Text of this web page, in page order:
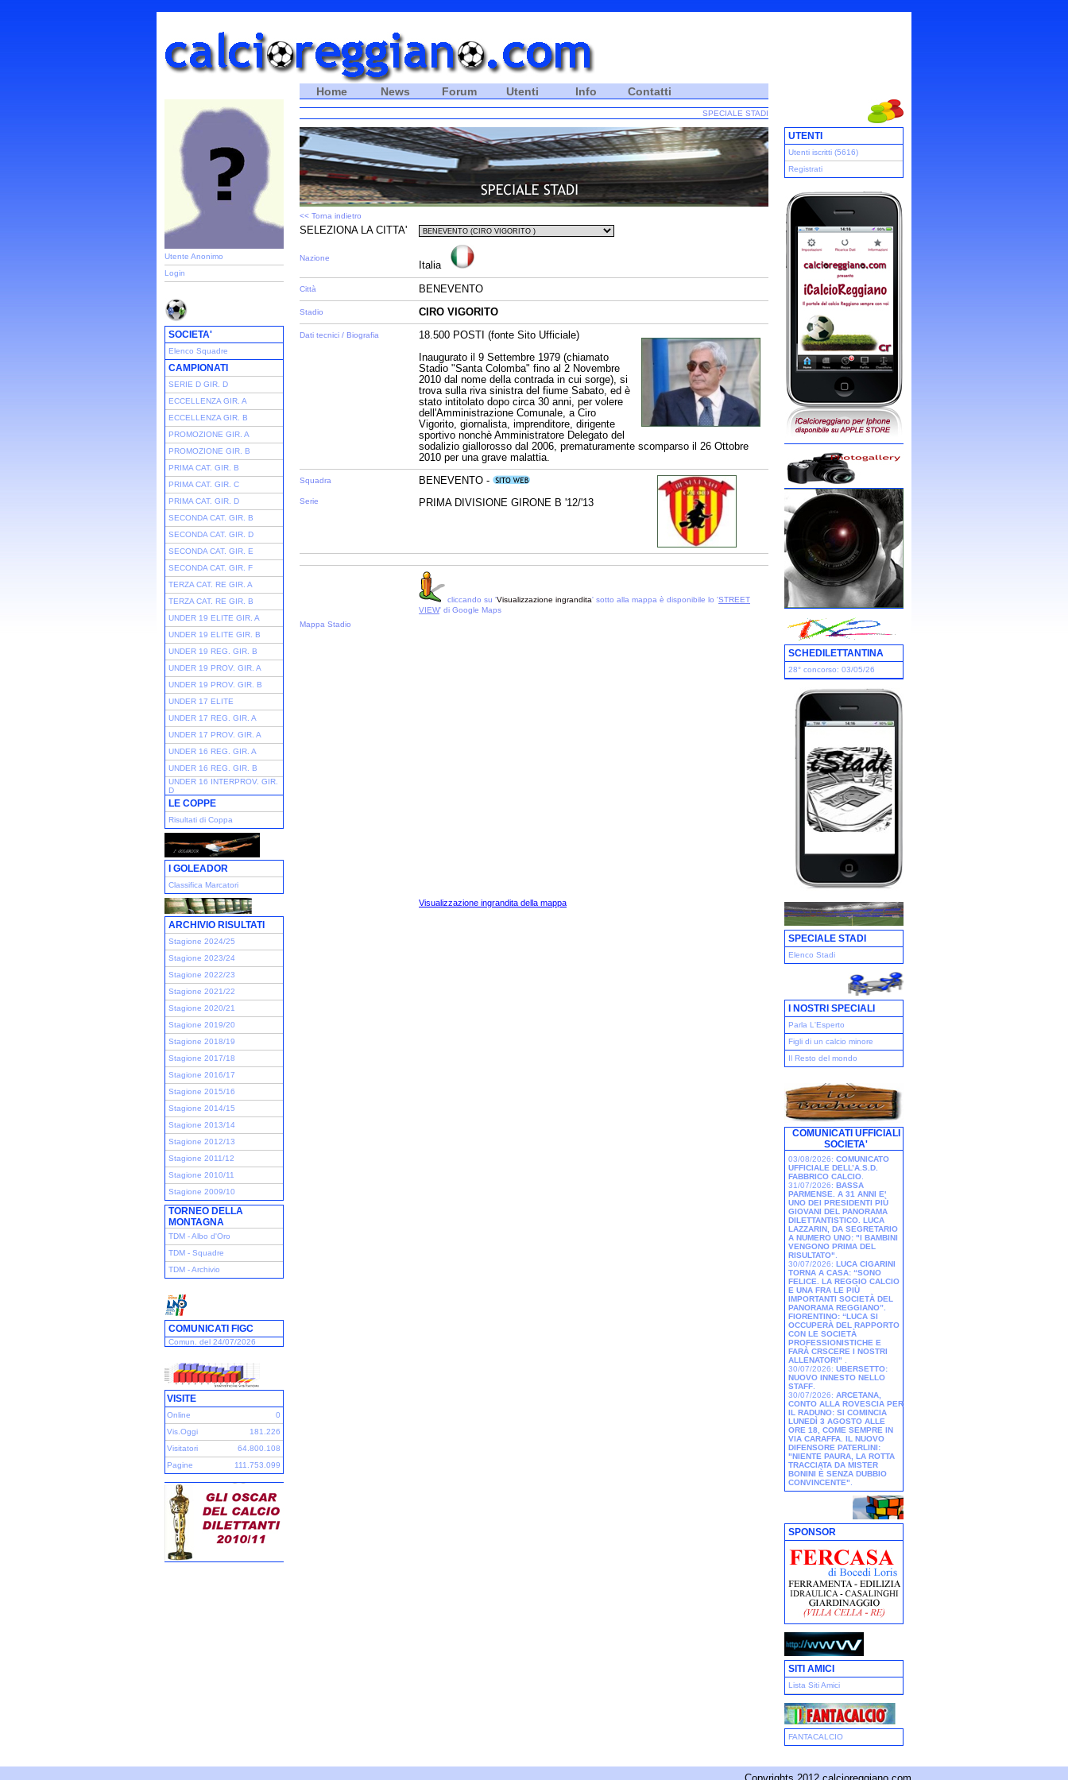
Utente Anonimo
Login
SOCIETA'
Elenco Squadre
CAMPIONATI
SERIE D GIR. D
ECCELLENZA GIR. A
ECCELLENZA GIR. B
PROMOZIONE GIR. A
PROMOZIONE GIR. B
PRIMA CAT. GIR. B
PRIMA CAT. GIR. C
PRIMA CAT. GIR. D
SECONDA CAT. GIR. B
SECONDA CAT. GIR. D
SECONDA CAT. GIR. E
SECONDA CAT. GIR. F
TERZA CAT. RE GIR. A
TERZA CAT. RE GIR. B
UNDER 19 ELITE GIR. A
UNDER 19 ELITE GIR. B
UNDER 19 REG. GIR. B
UNDER 19 PROV. GIR. A
UNDER 19 PROV. GIR. B
UNDER 17 ELITE
UNDER 17 REG. GIR. A
UNDER 17 PROV. GIR. A
UNDER 16 REG. GIR. A
UNDER 16 REG. GIR. B
UNDER 16 INTERPROV. GIR.
D
LE COPPE
Risultati di Coppa
I GOLEADOR
Classifica Marcatori
ARCHIVIO RISULTATI
Stagione 2024/25
Stagione 2023/24
Stagione 2022/23
Stagione 2021/22
Stagione 2020/21
Stagione 2019/20
Stagione 2018/19
Stagione 2017/18
Stagione 2016/17
Stagione 2015/16
Stagione 2014/15
Stagione 2013/14
Stagione 2012/13
Stagione 2011/12
Stagione 2010/11
Stagione 2009/10
TORNEO DELLA
MONTAGNA
TDM - Albo d'Oro
TDM - Squadre
TDM - Archivio
COMUNICATI FIGC
Comun. del 24/07/2026
VISITE
Online
0
Vis.Oggi
181.226
Visitatori
64.800.108
Pagine
111.753.099
Home News Forum Utenti Info Contatti
SPECIALE STADI
<< Torna indietro
SELEZIONA LA CITTA'
Nazione
Italia
Città BENEVENTO
Stadio CIRO VIGORITO
Dati tecnici / Biografia
18.500 POSTI (fonte Sito Ufficiale)
Inaugurato il 9 Settembre 1979 (chiamato
Stadio "Santa Colomba" fino al 2 Novembre
2010 dal nome della contrada in cui sorge), si
trova sulla riva sinistra del fiume Sabato, ed è
stato intitolato dopo circa 30 anni, per volere
dell'Amministrazione Comunale, a Ciro
Vigorito, giornalista, imprenditore, dirigente
sportivo nonchè Amministratore Delegato del
sodalizio giallorosso dal 2006, prematuramente scomparso il 26 Ottobre
2010 per una grave malattia.
Squadra
Serie
BENEVENTO -
PRIMA DIVISIONE GIRONE B '12/'13
cliccando su 'Visualizzazione ingrandita' sotto alla mappa è disponibile lo 'STREET
VIEW' di Google Maps
Mappa Stadio
Visualizzazione ingrandita della mappa
UTENTI
Utenti iscritti (5616)
Registrati
SCHEDILETTANTINA
28° concorso: 03/05/26
SPECIALE STADI
Elenco Stadi
I NOSTRI SPECIALI
Parla L'Esperto
Figli di un calcio minore
Il Resto del mondo
COMUNICATI UFFICIALI
SOCIETA'
03/08/2026: COMUNICATO
UFFICIALE DELL’A.S.D.
FABBRICO CALCIO
31/07/2026: BASSA
PARMENSE. A 31 ANNI E'
UNO DEI PRESIDENTI PIÙ
GIOVANI DEL PANORAMA
DILETTANTISTICO. LUCA
LAZZARIN, DA SEGRETARIO
A NUMERO UNO: "I BAMBINI
VENGONO PRIMA DEL
RISULTATO"
30/07/2026: LUCA CIGARINI
TORNA A CASA: “SONO
FELICE. LA REGGIO CALCIO
E UNA FRA LE PIÙ
IMPORTANTI SOCIETÀ DEL
PANORAMA REGGIANO”.
FIORENTINO: “LUCA SI
OCCUPERÀ DEL RAPPORTO
CON LE SOCIETÀ
PROFESSIONISTICHE E
FARÀ CRSCERE I NOSTRI
ALLENATORI"
30/07/2026: UBERSETTO:
NUOVO INNESTO NELLO
STAFF
30/07/2026: ARCETANA,
CONTO ALLA ROVESCIA PER
IL RADUNO: SI COMINCIA
LUNEDÌ 3 AGOSTO ALLE
ORE 18, COME SEMPRE IN
VIA CARAFFA. IL NUOVO
DIFENSORE PATERLINI:
"NIENTE PAURA, LA ROTTA
TRACCIATA DA MISTER
BONINI È SENZA DUBBIO
CONVINCENTE"
SPONSOR
SITI AMICI
Lista Siti Amici
FANTACALCIO